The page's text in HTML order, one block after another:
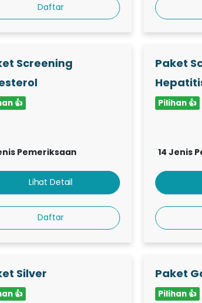
Daftar
Screening
👍
Pemeriksaan
Lihat Detail
Daftar
Paket
Pilihan 👍
14 Jenis
Silver
👍
Paket
Pilihan 👍